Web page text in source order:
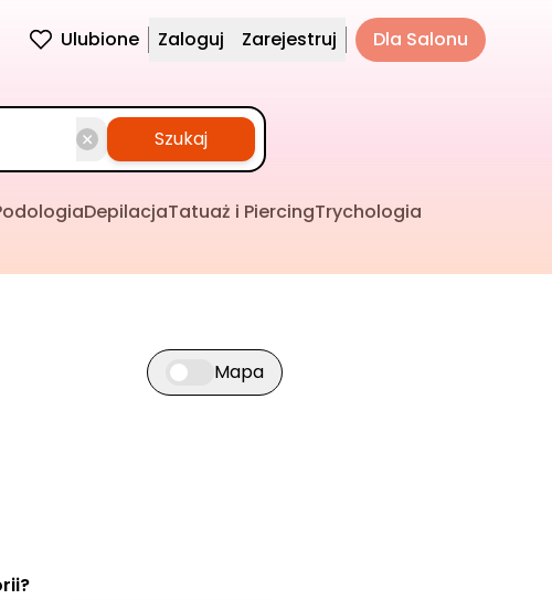
Ulubione Zaloguj Zarejestruj Dla Salonu
Szukaj
DepilacjaTatuaż i PiercingTrychologia
Przełącz widok mapy
Mapa